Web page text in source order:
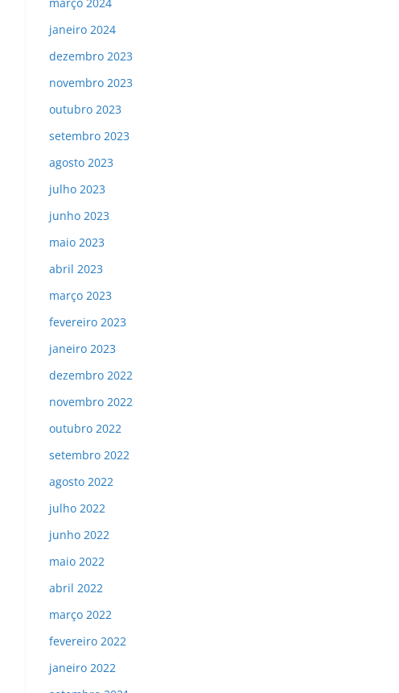
janeiro 2024
dezembro 2023
novembro 2023
outubro 2023
setembro 2023
agosto 2023
julho 2023
junho 2023
maio 2023
abril 2023
março 2023
fevereiro 2023
janeiro 2023
dezembro 2022
novembro 2022
outubro 2022
setembro 2022
agosto 2022
julho 2022
junho 2022
maio 2022
abril 2022
março 2022
fevereiro 2022
janeiro 2022